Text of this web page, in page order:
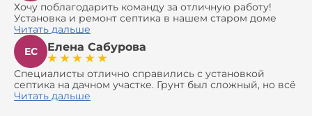
Хочу поблагодарить команду за отличную работу!
Установка и ремонт септика в нашем старом доме
оказались сложной задачей, но ребята справились на
все 100%. Всё сделали аккуратно и профессионально.
Давали полезные рекомендации, не пытались
навязать ничего лишнего, помогли с выбором и
доставкой материалов, что позволило нам
сэкономить. Выполнили монтаж и демонтаж
оборудования, заменили трубы, обновили
Читать дальше
ЕС
Елена Сабурова
Специалисты отлично справились с установкой
септика на дачном участке. Грунт был сложный, но всё
сделали быстро и аккуратно. Помогли выбрать
Читать дальше